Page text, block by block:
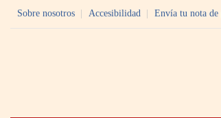
Sobre nosotros Accesibilidad Envía tu nota de